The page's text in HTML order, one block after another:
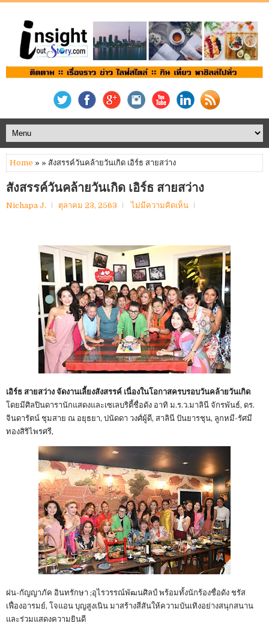
Home » » สังสรรค์วันคล้ายวันเกิด เอิร์ธ สายสว่าง
สังสรรค์วันคล้ายวันเกิด เอิร์ธ สายสว่าง
Nichapa J. ตุลาคม 23, 2563 ไม่มีความคิดเห็น
เอิร์ธ สายสว่าง จัดงานเลี้ยงสังสรรค์ เนื่องในโอกาสครบรอบวันคล้ายวันเกิด
โดยมีศิลปินดารานักแสดงและเซเลบริตี้ชื่อดัง อาทิ ม.ร.ว.มาลินี จักรพันธ์, ดร.
จินดารัตน์ ชุมสาย ณ อยุธยา, ปนัดดา วงศ์ผู้ดี, สาลินี ปันยารชุน, ลูกหมี-รัศมี
ทองสิริไพรศรี,
ฝน-กัญญาภัค อินทรักษา ;อุไรวรรณ์พัฒนศิลป์ พร้อมทั้งนักร้องชื่อดัง ชรัส
เฟื่องอารมย์, โจแอน บุญสูงเนิน มาสร้างสีสันให้ความบันเทิงอย่างสนุกสนาน
และร่วมแสดงความยินดี